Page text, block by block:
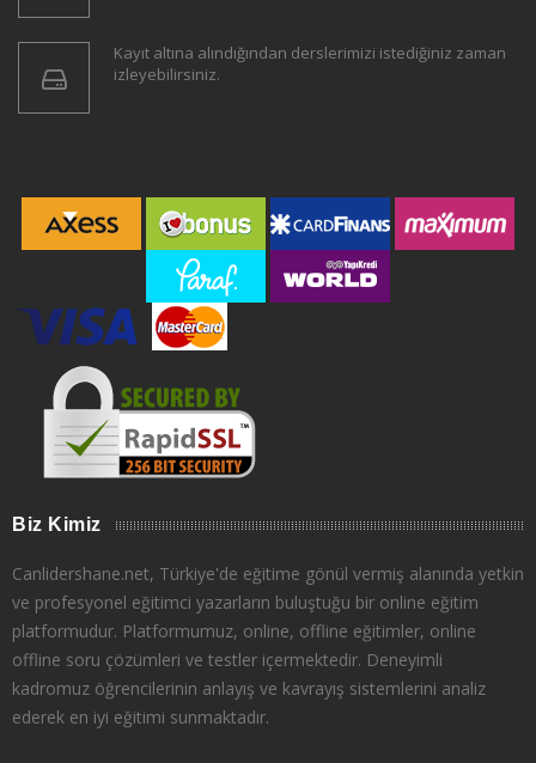
Kayıt altına alındığından derslerimizi istediğiniz zaman
izleyebilirsiniz.
Biz Kimiz
Canlidershane.net, Türkiye'de eğitime gönül vermiş alanında yetkin
ve profesyonel eğitimci yazarların buluştuğu bir online eğitim
platformudur. Platformumuz, online, offline eğitimler, online
offline soru çözümleri ve testler içermektedir. Deneyimli
kadromuz öğrencilerinin anlayış ve kavrayış sistemlerini analiz
ederek en iyi eğitimi sunmaktadır.